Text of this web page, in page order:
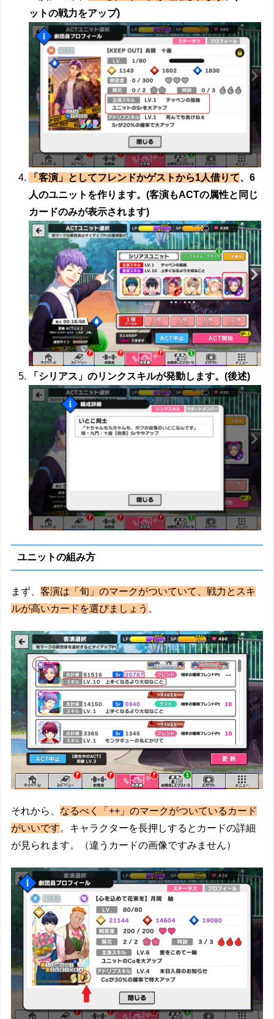
ットの戦力をアップ)
「客演」としてフレンドかゲストから1人借りて、6
人のユニットを作ります。(客演もACTの属性と同じ
カードのみが表示されます)
「シリアス」のリンクスキルが発動します。(後述)
ユニットの組み方
まず、客演は「旬」のマークがついていて、戦力とスキ
ルが高いカードを選びましょう 。
それから、 なるべく「++」のマークがついているカード
がいいです。キャラクターを長押しするとカードの詳細
が見られます。（違うカードの画像ですみません）